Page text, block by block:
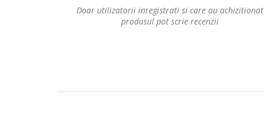
Doar utilizatorii inregistrati si care au achizitionat
produsul pot scrie recenzii